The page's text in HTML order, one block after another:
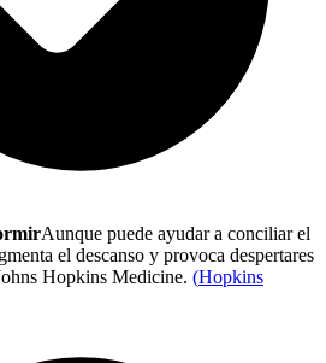
Aunque puede ayudar a conciliar el
el descanso y provoca despertares
Hopkins Medicine. (Hopkins